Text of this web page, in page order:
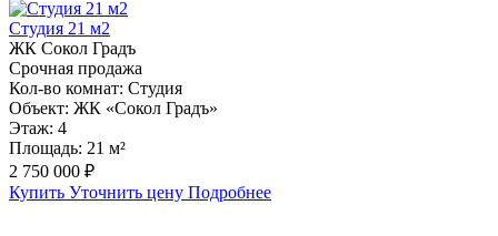
Студия 21 м2
ЖК Сокол Градъ
Срочная продажа
Кол-во комнат: Студия
Объект: ЖК «Сокол Градъ»
Этаж: 4
Площадь: 21 м²
2 750 000 ₽
Купить Уточнить цену Подробнее